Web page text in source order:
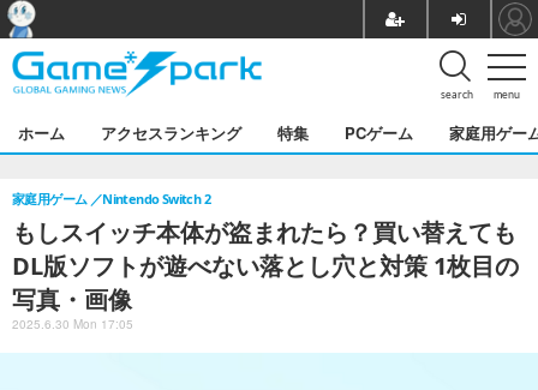
menu
search
ホーム アクセスランキング 特集 PCゲーム 家庭用ゲー
もしスイッチ本体が盗まれたら？買い替えても
DL版ソフトが遊べない落とし穴と対策 1枚目の
写真・画像
家庭用ゲーム Nintendo Switch 2
2025.6.30 Mon 17:05